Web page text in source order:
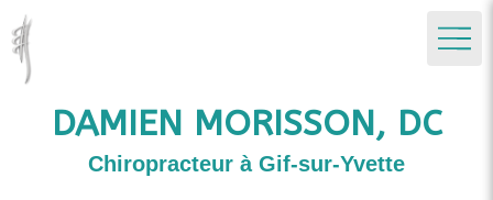
DAMIEN MORISSON, DC
Chiropracteur à Gif-sur-Yvette